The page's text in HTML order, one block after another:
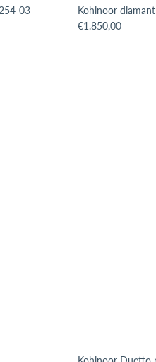
03
Kohinoor
Translation
€1.850,00